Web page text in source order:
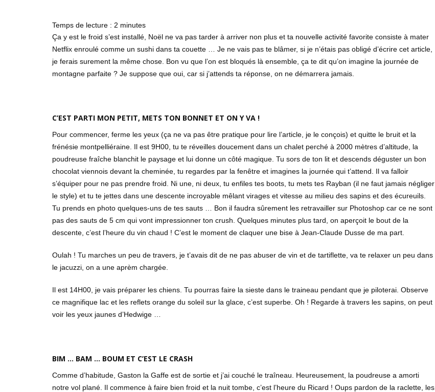
Temps de lecture : 2 minutes
Ça y est le froid s’est installé, Noël ne va pas tarder à arriver non plus et ta nouvelle activité favorite consiste à mater
Netflix enroulé comme un sushi dans ta couette … Je ne vais pas te blâmer, si je n’étais pas obligé d’écrire cet article,
je ferais surement la même chose. Bon vu que l’on est bloqués là ensemble, ça te dit qu’on imagine la journée de
montagne parfaite ? Je suppose que oui, car si j’attends ta réponse, on ne démarrera jamais.
C’EST PARTI MON PETIT, METS TON BONNET ET ON Y VA !
Pour commencer, ferme les yeux (ça ne va pas être pratique pour lire l’article, je le conçois) et quitte le bruit et la
frénésie montpelliéraine. Il est 9H00, tu te réveilles doucement dans un chalet perché à 2000 mètres d’altitude, la
poudreuse fraîche blanchit le paysage et lui donne un côté magique. Tu sors de ton lit et descends déguster un bon
chocolat viennois devant la cheminée, tu regardes par la fenêtre et imagines la journée qui t’attend. Il va falloir
s’équiper pour ne pas prendre froid. Ni une, ni deux, tu enfiles tes boots, tu mets tes Rayban (il ne faut jamais négliger
le style) et tu te jettes dans une descente incroyable mêlant virages et vitesse au milieu des sapins et des écureuils.
Tu prends en photo quelques-uns de tes sauts … Bon il faudra sûrement les retravailler sur Photoshop car ce ne sont
pas des sauts de 5 cm qui vont impressionner ton crush. Quelques minutes plus tard, on aperçoit le bout de la
descente, c’est l’heure du vin chaud ! C’est le moment de claquer une bise à Jean-Claude Dusse de ma part.
Oulah ! Tu marches un peu de travers, je t’avais dit de ne pas abuser de vin et de tartiflette, va te relaxer un peu dans
le jacuzzi, on a une aprèm chargée.
Il est 14H00, je vais préparer les chiens. Tu pourras faire la sieste dans le traineau pendant que je piloterai. Observe
ce magnifique lac et les reflets orange du soleil sur la glace, c’est superbe. Oh ! Regarde à travers les sapins, on peut
voir les yeux jaunes d’Hedwige …
BIM … BAM … BOUM ET C’EST LE CRASH
Comme d’habitude, Gaston la Gaffe est de sortie et j’ai couché le traîneau. Heureusement, la poudreuse a amorti
notre vol plané. Il commence à faire bien froid et la nuit tombe, c’est l’heure du Ricard ! Oups pardon de la raclette, les